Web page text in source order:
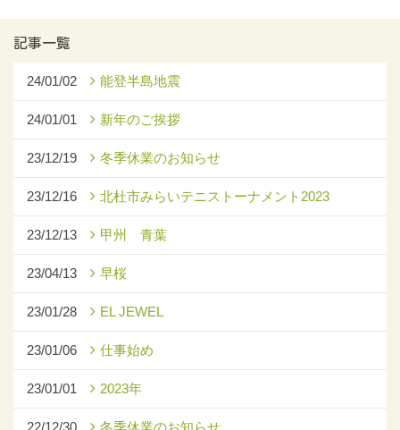
記事一覧
24/01/02 能登半島地震
24/01/01 新年のご挨拶
23/12/19 冬季休業のお知らせ
23/12/16 北杜市みらいテニストーナメント2023
23/12/13 甲州 青葉
23/04/13 早桜
23/01/28 EL JEWEL
23/01/06 仕事始め
23/01/01 2023年
22/12/30 冬季休業のお知らせ